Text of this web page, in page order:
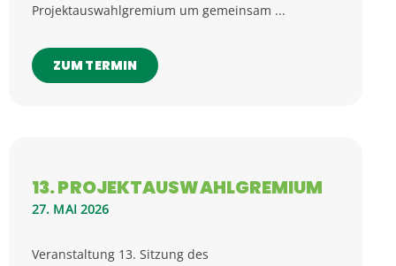
Projektauswahlgremium um gemeinsam ...
ZUM TERMIN
13. PROJEKTAUSWAHLGREMIUM
27. MAI 2026
Veranstaltung 13. Sitzung des